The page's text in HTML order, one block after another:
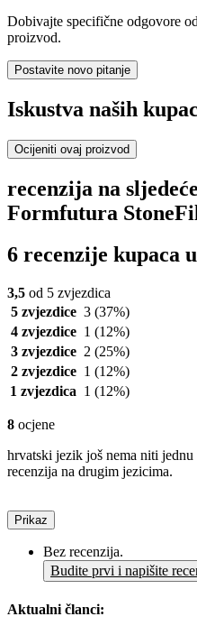
Dobivajte specifične odgovore
proizvod.
Postavite novo pitanje
Iskustva naših
Ocijeniti ovaj proizvod
recenzija na
Formfutura
6 recenzije kupaca
3,5 od 5 zvjezdica
5 zvjezdice 3 (37%)
4 zvjezdice 1 (12%)
3 zvjezdice 2 (25%)
2 zvjezdice 1 (12%)
1 zvjezdica 1 (12%)
8 ocjene
hrvatski jezik još nema niti
recenzija na drugim jezicima.
Prikaz
Bez recenzija.
Budite prvi i napišite
Aktualni članci: